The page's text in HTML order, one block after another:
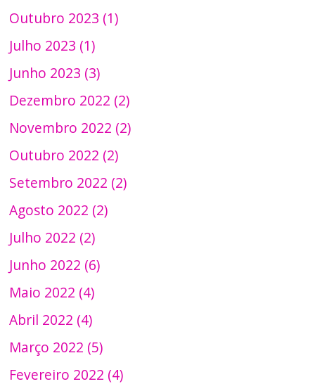
Outubro 2023 (1)
Julho 2023 (1)
Junho 2023 (3)
Dezembro 2022 (2)
Novembro 2022 (2)
Outubro 2022 (2)
Setembro 2022 (2)
Agosto 2022 (2)
Julho 2022 (2)
Junho 2022 (6)
Maio 2022 (4)
Abril 2022 (4)
Março 2022 (5)
Fevereiro 2022 (4)